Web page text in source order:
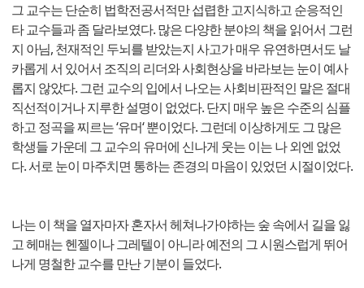
그 교수는 단순히 법학전공서적만 섭렵한 고지식하고 순응적인
타 교수들과 좀 달라보였다. 많은 다양한 분야의 책을 읽어서 그런
지 아님, 천재적인 두뇌를 받았는지 사고가 매우 유연하면서도 날
카롭게 서 있어서 조직의 리더와 사회현상을 바라보는 눈이 예사
롭지 않았다. 그런 교수의 입에서 나오는 사회비판적인 말은 절대
직선적이거나 지루한 설명이 없었다. 단지 매우 높은 수준의 심플
하고 정곡을 찌르는 ‘유머‘ 뿐이었다. 그런데 이상하게도 그 많은
학생들 가운데 그 교수의 유머에 신나게 웃는 이는 나 외엔 없었
다. 서로 눈이 마주치면 통하는 존경의 마음이 있었던 시절이었다.
나는 이 책을 열자마자 혼자서 헤쳐나가야하는 숲 속에서 길을 잃
고 헤매는 헨젤이나 그레텔이 아니라 예전의 그 시원스럽게 뛰어
나게 명철한 교수를 만난 기분이 들었다.